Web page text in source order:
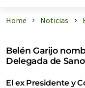
Home Noticias
Belén Garijo
Delegada de
El ex Presidente y